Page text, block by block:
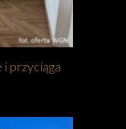
przyciąga